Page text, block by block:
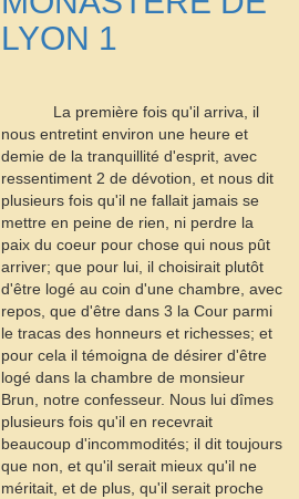
LYON 1
La première fois qu'il arriva, il
nous entretint environ une heure et
demie de la tranquillité d'esprit, avec
ressentiment 2 de dévotion, et nous dit
plusieurs fois qu'il ne fallait jamais se
mettre en peine de rien, ni perdre la
paix du coeur pour chose qui nous pût
arriver; que pour lui, il choisirait plutôt
d'être logé au coin d'une chambre, avec
repos, que d'être dans 3 la Cour parmi
le tracas des honneurs et richesses; et
pour cela il témoigna de désirer d'être
logé dans la chambre de monsieur
Brun, notre confesseur. Nous lui dîmes
plusieurs fois qu'il en recevrait
beaucoup d'incommodités; il dit toujours
que non, et qu'il serait mieux qu'il ne
méritait, et de plus, qu'il serait proche